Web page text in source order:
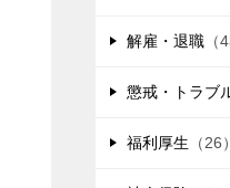
解雇・退職 （
懲戒・トラブ
福利厚生 （26）